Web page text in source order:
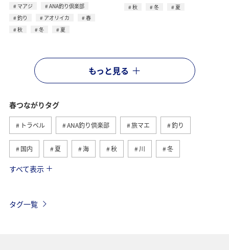
マアジ
ANA釣り倶楽部
釣り
アオリイカ
春
秋
冬 夏
秋
冬 夏
もっと見る
春つながりタグ
トラベル ANA釣り倶楽部 旅マエ 釣り
国内 夏 海 秋 川 冬
旅ナカ
すべて表示
タグ一覧